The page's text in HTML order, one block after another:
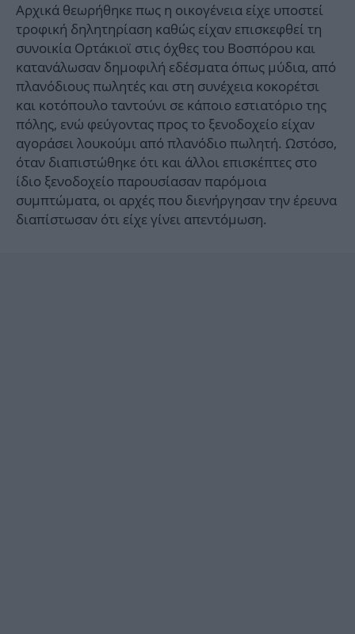
Αρχικά θεωρήθηκε πως η οικογένεια είχε υποστεί
τροφική δηλητηρίαση καθώς είχαν επισκεφθεί τη
συνοικία Ορτάκιοϊ στις όχθες του Βοσπόρου και
κατανάλωσαν δημοφιλή εδέσματα όπως μύδια, από
πλανόδιους πωλητές και στη συνέχεια κοκορέτσι
και κοτόπουλο ταντούνι σε κάποιο εστιατόριο της
πόλης, ενώ φεύγοντας προς το ξενοδοχείο είχαν
αγοράσει λουκούμι από πλανόδιο πωλητή. Ωστόσο,
όταν διαπιστώθηκε ότι και άλλοι επισκέπτες στο
ίδιο ξενοδοχείο παρουσίασαν παρόμοια
συμπτώματα, οι αρχές που διενήργησαν την έρευνα
διαπίστωσαν ότι είχε γίνει απεντόμωση.